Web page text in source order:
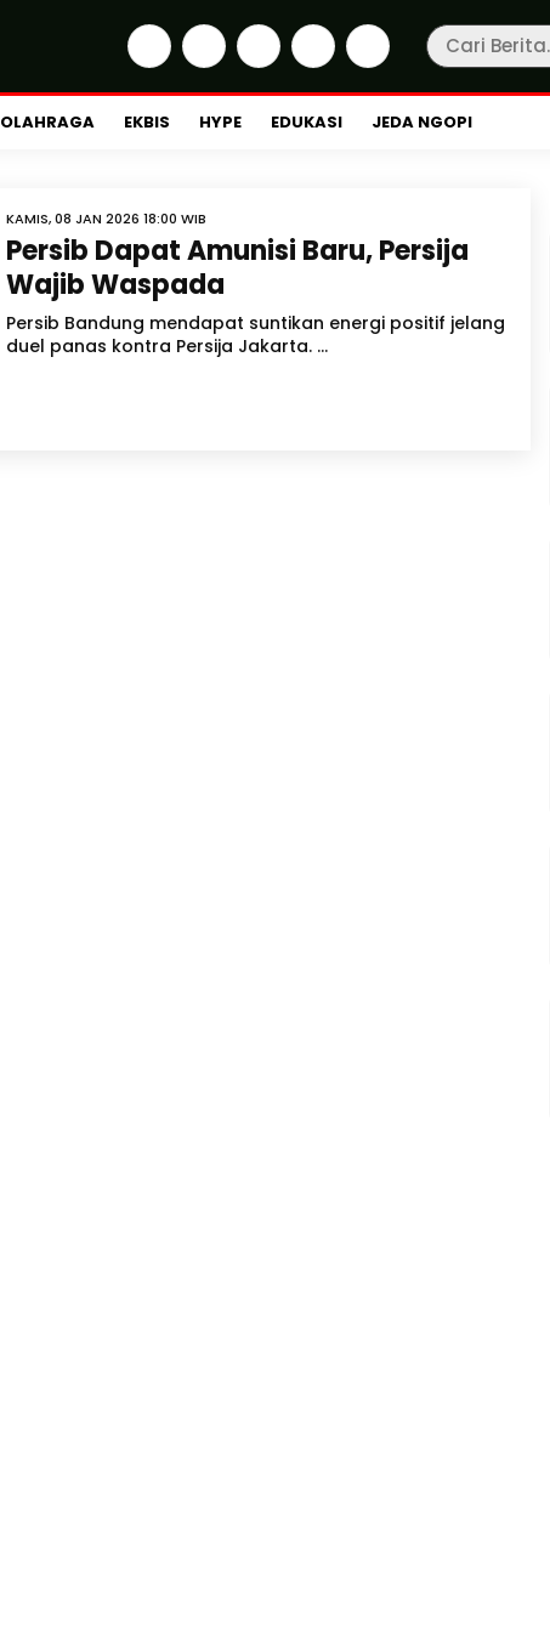
OLAHRAGA EKBIS HYPE EDUKASI JEDA NGOPI
KAMIS, 08 JAN 2026 18:00 WIB
Persib Dapat Amunisi Baru, Persija
Wajib Waspada
Persib Bandung mendapat suntikan energi positif jelang
duel panas kontra Persija Jakarta. ...